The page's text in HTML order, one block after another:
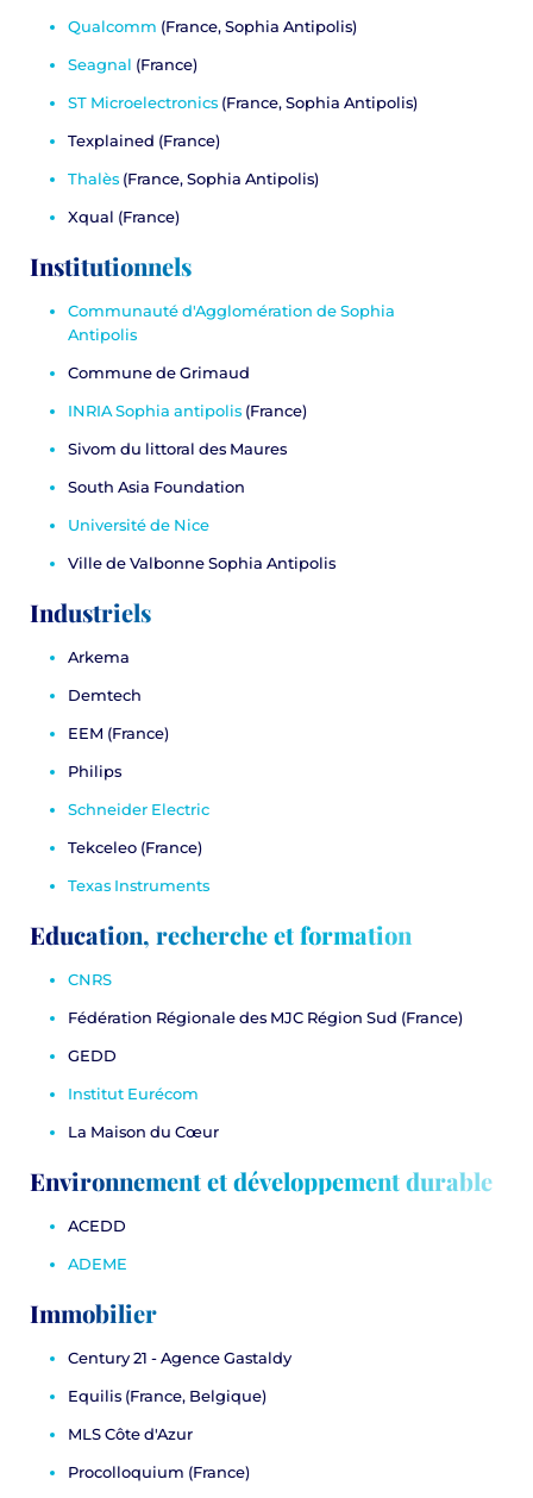
Qualcomm (France, Sophia Antipolis)
Seagnal (France)
ST Microelectronics (France, Sophia Antipolis)
Texplained (France)
Thalès (France, Sophia Antipolis)
Xqual (France)
Institutionnels
Communauté d'Agglomération de Sophia
Antipolis
Commune de Grimaud
INRIA Sophia antipolis (France)
Sivom du littoral des Maures
South Asia Foundation
Université de Nice
Ville de Valbonne Sophia Antipolis
Industriels
Arkema
Demtech
EEM (France)
Philips
Schneider Electric
Tekceleo (France)
Texas Instruments
Education, recherche et formation
CNRS
Fédération Régionale des MJC Région Sud (France)
GEDD
Institut Eurécom
La Maison du Cœur
Environnement et développement durable
ACEDD
ADEME
Immobilier
Century 21 - Agence Gastaldy
Equilis (France, Belgique)
MLS Côte d'Azur
Procolloquium (France)